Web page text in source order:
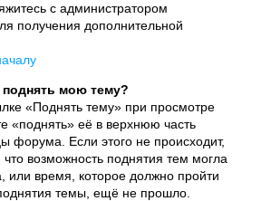
с администратором
получения дополнительной
мою тему?
«Поднять тему» при просмотре
«поднять» её в верхнюю часть
форума. Если этого не происходит,
что возможность поднятия тем могла
или время, которое должно пройти
темы, ещё не прошло.